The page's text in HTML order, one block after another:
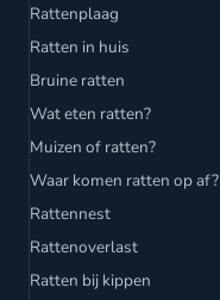
Rattenplaag
Ratten in huis
Bruine ratten
Wat eten ratten?
Muizen of ratten?
Waar komen ratten op af?
Rattennest
Rattenoverlast
Ratten bij kippen